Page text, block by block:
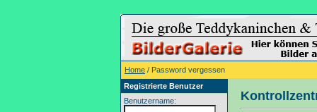
Home / Password vergessen
Registrierte Benutzer
Benutzername: